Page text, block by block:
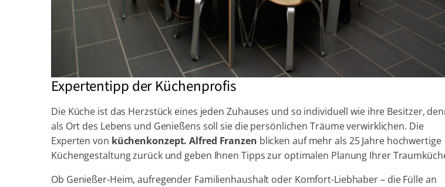
Expertentipp der Küchenprofis
Die Küche ist das Herzstück eines jeden Zuhauses und so individuell wie ihre Besitzer,
als Ort des Lebens und Genießens soll sie die persönlichen Träume verwirklichen. Die
Experten von küchenkonzept. Alfred Franzen blicken auf mehr als 25 Jahre hochwertige
Küchengestaltung zurück und geben Ihnen Tipps zur optimalen Planung Ihrer
Ob Genießer-Heim, aufregender Familienhaushalt oder Komfort-Liebhaber – die Fülle an